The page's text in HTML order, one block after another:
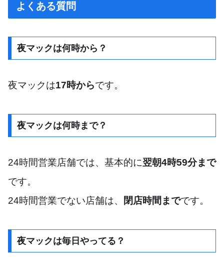
よくある質問
夜マックは何時から？
夜マックは17時からです。
夜マックは何時まで？
24時間営業店舗では、基本的に翌朝4時59分まで
です。
24時間営業でない店舗は、
閉店時間までです。
夜マックは毎日やってる？